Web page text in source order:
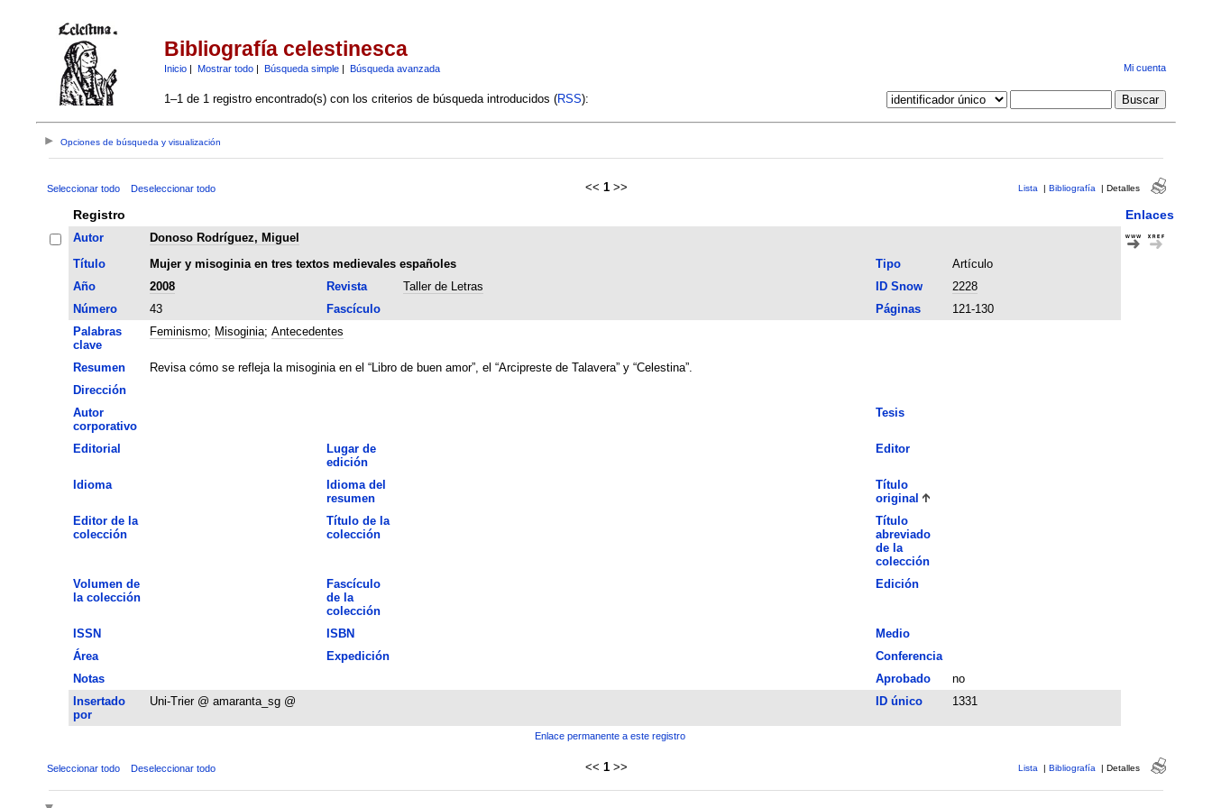
Bibliografía celestinesca
Inicio| Mostrar todo| Búsqueda simple| Búsqueda avanzada Mi cuenta
1–1 de 1 registro encontrado(s) con los criterios de búsqueda introducidos (RSS):
Opciones de búsqueda y visualización
Seleccionar todo Deseleccionar todo << 1 >> Lista | Bibliografía | Detalles
Registro Enlaces
Autor
Donoso Rodríguez, Miguel
Título
Mujer y misoginia en tres textos medievales españoles Tipo
Artículo
Año
2008 Revista Taller de Letras ID Snow
2228
Número
43 Fascículo Páginas
121-130
Palabras
clave
Feminismo; Misoginia; Antecedentes
Resumen
Revisa cómo se refleja la misoginia en el “Libro de buen amor”, el “Arcipreste de Talavera” y “Celestina”.
Dirección
Autor
corporativo
Tesis
Editorial
Lugar de
edición
Editor
Idioma
Idioma del
resumen
Título
original
Editor de la
colección
Título de la
colección
Título
abreviado
de la
colección
Volumen de
la colección
Fascículo
de la
colección
Edición
ISSN ISBN
Medio
Área
Expedición
Conferencia
Notas
Aprobado
no
Insertado
por
Uni-Trier @ amaranta_sg @ ID único 1331
Enlace permanente a este registro
Seleccionar todo Deseleccionar todo << 1 >> Lista | Bibliografía | Detalles